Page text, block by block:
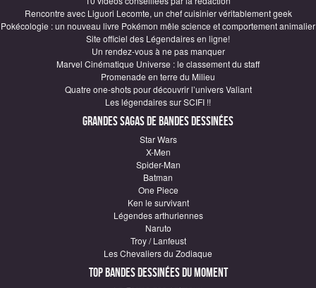
Rencontre avec Liguori Lecomte, un chef cuisinier véritablement geek
Pokécologie : un nouveau livre Pokémon mêle science et comportement animalier
Site officiel des Légendaires en ligne!
Un rendez-vous à ne pas manquer
Marvel Cinématique Universe : le classement du staff
Promenade en terre du Milieu
Quatre one-shots pour découvrir l’univers Valiant
Les légendaires sur SCIFI !!
Grandes sagas de Bandes Dessinées
Star Wars
X-Men
Spider-Man
Batman
One Piece
Ken le survivant
Légendes arthuriennes
Naruto
Troy / Lanfeust
Les Chevaliers du Zodiaque
Top Bandes Dessinées du moment